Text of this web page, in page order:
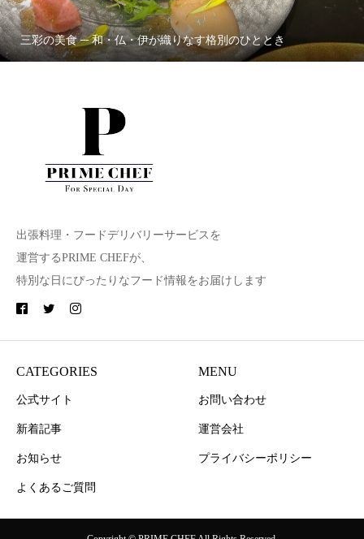
三彩の美食 ─ 和・仏・伊が織りなす格別のひととき
出張料理・フードデリバリーサービスを
運営するPRIME CHEFが、
特別な日にぴったりなフード情報をお届けします
CATEGORIES
公式サイト
新着記事
お知らせ
よくあるご質問
MENU
お問い合わせ
運営会社
プライバシーポリシー